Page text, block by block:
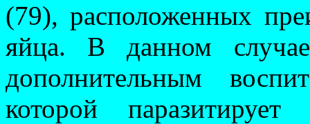
(79), располо­женных
яйца. В данном случае
дополнительным
которой